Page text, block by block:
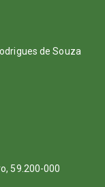
de Souza
59.200-000